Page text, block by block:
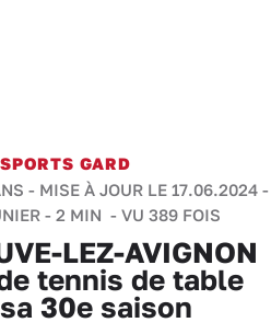
SPORTS GARD
- MISE À JOUR LE 17.06.2024 -
- 2 MIN - VU 389 FOIS
LEZ-AVIGNON
tennis de table
30e saison